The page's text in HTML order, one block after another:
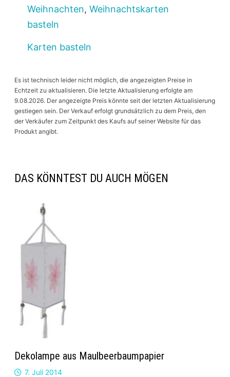
Weihnachten, Weihnachtskarten
basteln
Karten basteln
Es ist technisch leider nicht möglich, die angezeigten Preise in
Echtzeit zu aktualisieren. Die letzte Aktualisierung erfolgte am
9.08.2026. Der angezeigte Preis könnte seit der letzten Aktualisierung
gestiegen sein. Der Verkauf erfolgt grundsätzlich zu dem Preis, den
der Verkäufer zum Zeitpunkt des Kaufs auf seiner Website für das
Produkt angibt.
DAS KÖNNTEST DU AUCH MÖGEN
Dekolampe aus Maulbeerbaumpapier
7. Juli 2014